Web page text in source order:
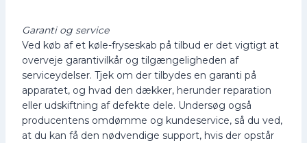
Garanti og service
Ved køb af et køle-fryseskab på tilbud er det vigtigt at
overveje garantivilkår og tilgængeligheden af ​​
serviceydelser. Tjek om der tilbydes en garanti på
apparatet, og hvad den dækker, herunder reparation
eller udskiftning af defekte dele. Undersøg også
producentens omdømme og kundeservice, så du ved,
at du kan få den nødvendige support, hvis der opstår